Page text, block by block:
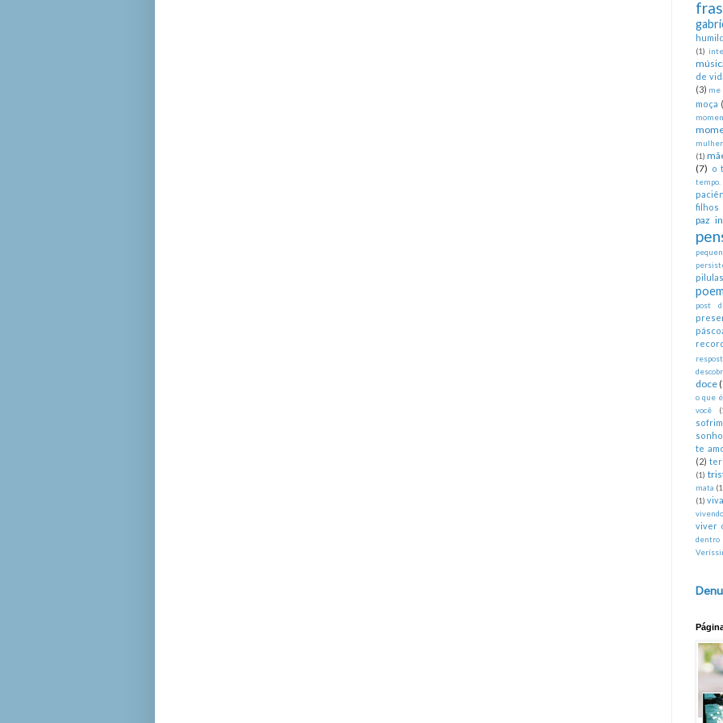
(1)
de
(3) me
moça
(1)
(7) o
tempo.
filhos
paz
post
doce
o que é
você
te
(2)
(1)
mata
(1)
vivendo
viver
dentro